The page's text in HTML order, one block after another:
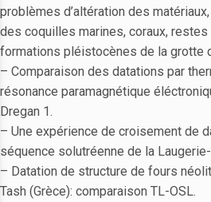
problèmes d’altération des
des coquilles marines, coraux,
formations pléistocènes de la grotte
– Comparaison des datations par
résonance paramagnétique
Dregan 1.
– Une expérience de croisement de
séquence solutréenne de la
– Datation de structure de fours
Tash (Grèce): comparaison TL-OSL.